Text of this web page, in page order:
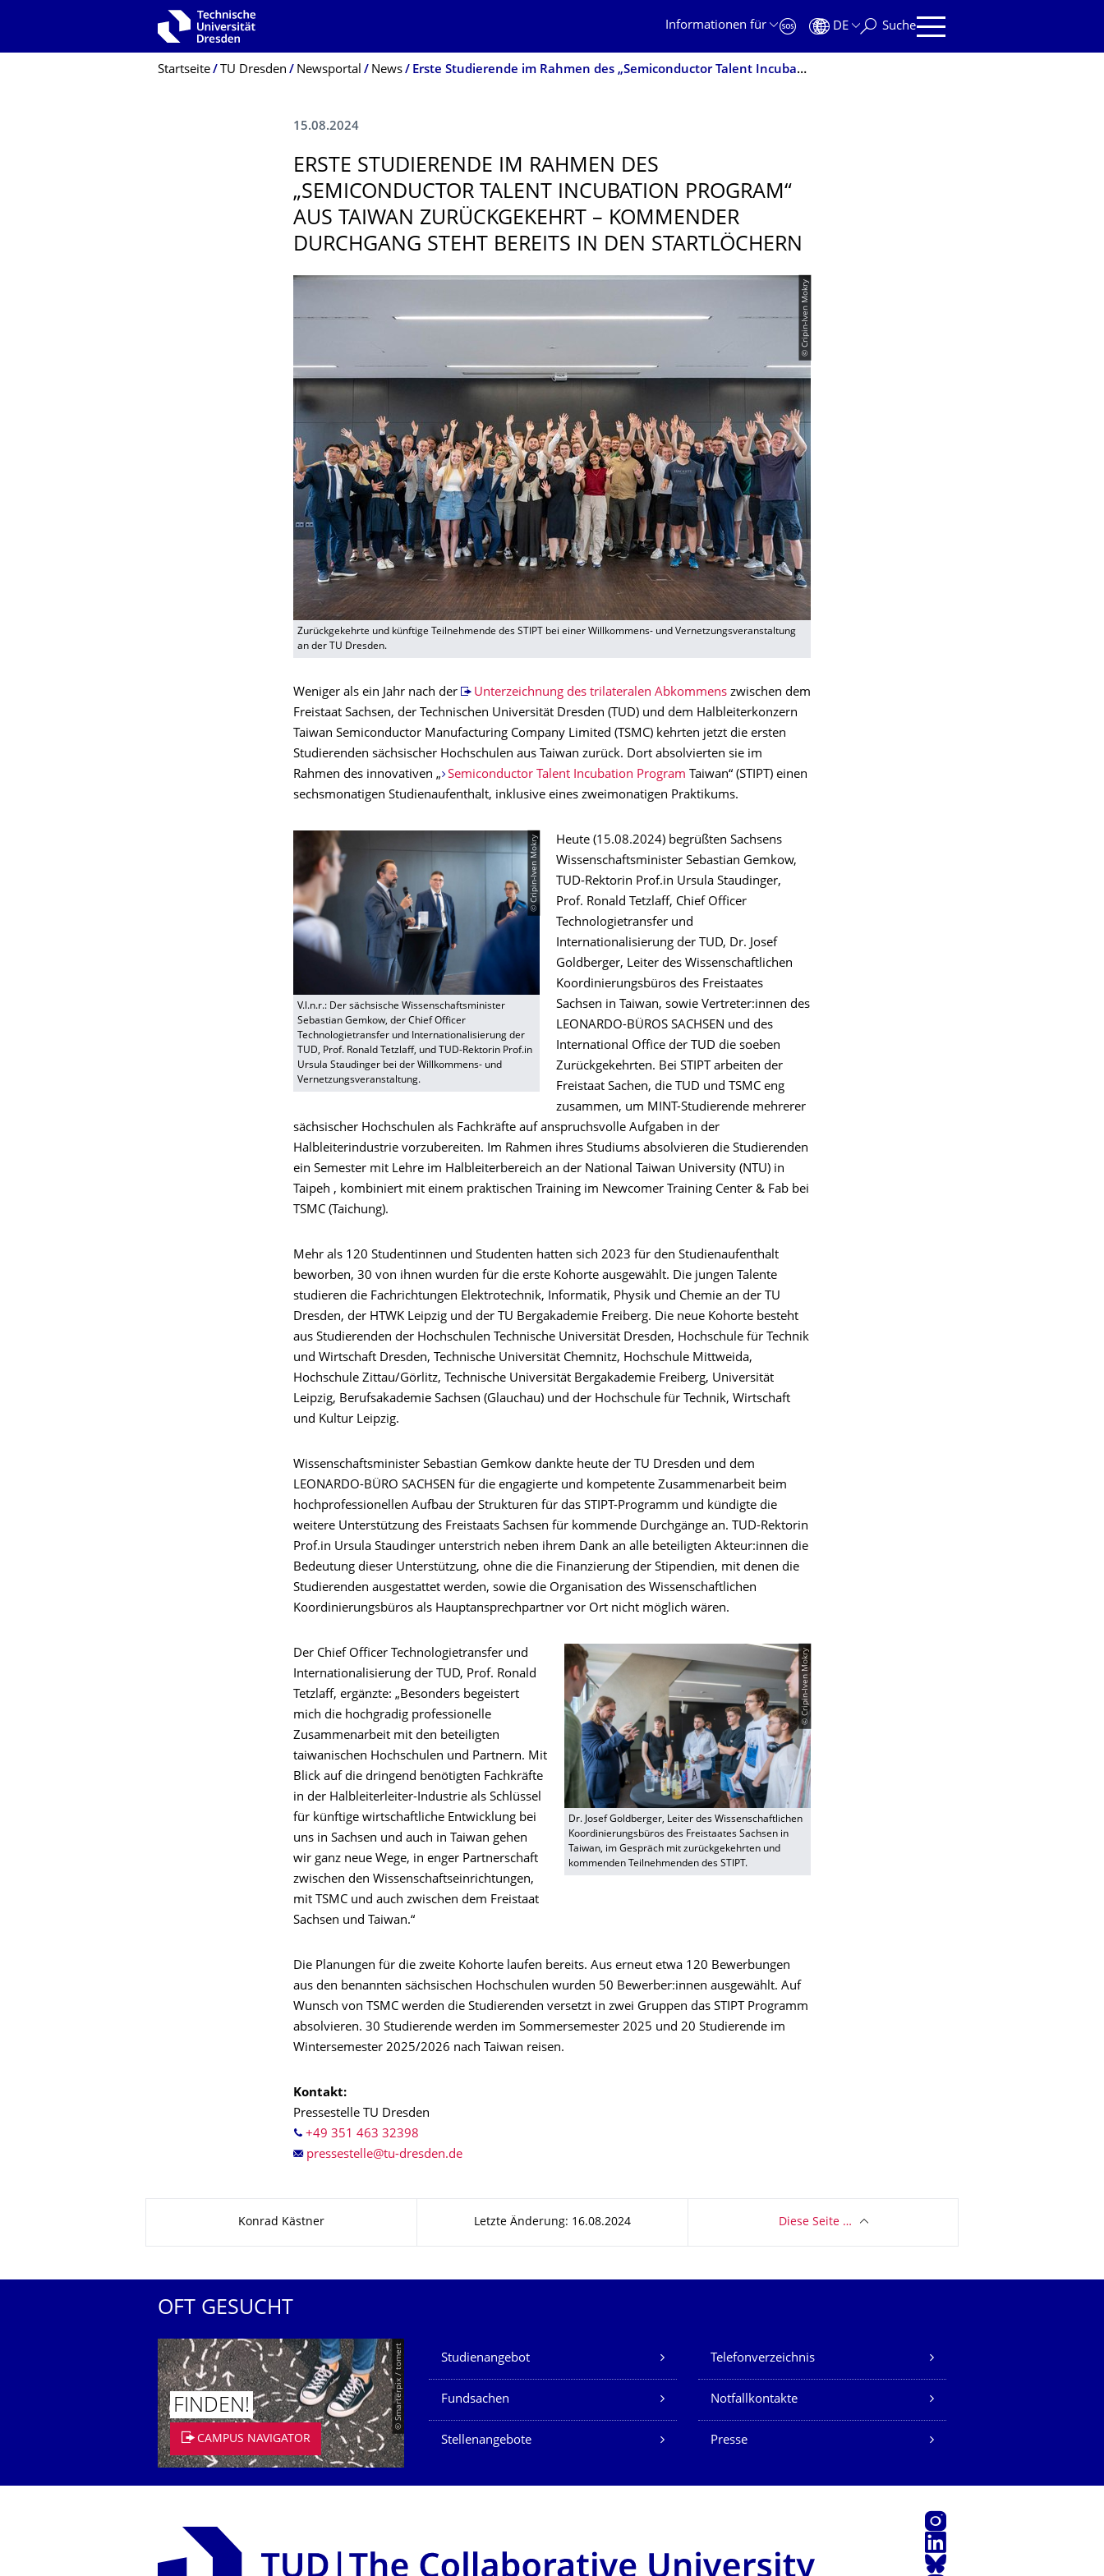
Zur Hauptnavigation springen
Informationen für
DE Suche
Breadcrumb-Menü
Startseite TU Dresden Newsportal News Erste Studierende im Rahmen des „Semiconductor Talent Incubation Program“ aus Taiwan zurückgekehrt – kommender Durchgang steht bereits in den Startlöchern
15.08.2024
ERSTE STUDIERENDE IM RAHMEN DES
„SEMICONDUCTOR TALENT INCUBATION PROGRAM“
AUS TAIWAN ZURÜCKGEKEHRT – KOMMENDER
DURCHGANG STEHT BEREITS IN DEN STARTLÖCHERN
© Cripin-Iven Mokry
Zurückgekehrte und künftige Teilnehmende des STIPT bei einer Willkommens- und Vernetzungsveranstaltung
an der TU Dresden.
Weniger als ein Jahr nach der Unterzeichnung des trilateralen Abkommenszwischen dem
Freistaat Sachsen, der Technischen Universität Dresden (TUD) und dem Halbleiterkonzern
Taiwan Semiconductor Manufacturing Company Limited (TSMC) kehrten jetzt die ersten
Studierenden sächsischer Hochschulen aus Taiwan zurück. Dort absolvierten sie im
Rahmen des innovativen „ Semiconductor Talent Incubation Program Taiwan“ (STIPT) einen
sechsmonatigen Studienaufenthalt, inklusive eines zweimonatigen Praktikums.
© Cripin-Iven Mokry
V.l.n.r.: Der sächsische Wissenschaftsminister
Sebastian Gemkow, der Chief Officer
Technologietransfer und Internationalisierung der
TUD, Prof. Ronald Tetzlaff, und TUD-Rektorin Prof.in
Ursula Staudinger bei der Willkommens- und
Vernetzungsveranstaltung.
Heute (15.08.2024) begrüßten Sachsens
Wissenschaftsminister Sebastian Gemkow,
TUD-Rektorin Prof.in Ursula Staudinger,
Prof. Ronald Tetzlaff, Chief Officer
Technologietransfer und
Internationalisierung der TUD, Dr. Josef
Goldberger, Leiter des Wissenschaftlichen
Koordinierungsbüros des Freistaates
Sachsen in Taiwan, sowie Vertreter:innen des
LEONARDO-BÜROS SACHSEN und des
International Office der TUD die soeben
Zurückgekehrten. Bei STIPT arbeiten der
Freistaat Sachen, die TUD und TSMC eng
zusammen, um MINT-Studierende mehrerer
sächsischer Hochschulen als Fachkräfte auf anspruchsvolle Aufgaben in der
Halbleiterindustrie vorzubereiten. Im Rahmen ihres Studiums absolvieren die Studierenden
ein Semester mit Lehre im Halbleiterbereich an der National Taiwan University (NTU) in
Taipeh , kombiniert mit einem praktischen Training im Newcomer Training Center & Fab bei
TSMC (Taichung).
Mehr als 120 Studentinnen und Studenten hatten sich 2023 für den Studienaufenthalt
beworben, 30 von ihnen wurden für die erste Kohorte ausgewählt. Die jungen Talente
studieren die Fachrichtungen Elektrotechnik, Informatik, Physik und Chemie an der TU
Dresden, der HTWK Leipzig und der TU Bergakademie Freiberg. Die neue Kohorte besteht
aus Studierenden der Hochschulen Technische Universität Dresden, Hochschule für Technik
und Wirtschaft Dresden, Technische Universität Chemnitz, Hochschule Mittweida,
Hochschule Zittau/Görlitz, Technische Universität Bergakademie Freiberg, Universität
Leipzig, Berufsakademie Sachsen (Glauchau) und der Hochschule für Technik, Wirtschaft
und Kultur Leipzig.
Wissenschaftsminister Sebastian Gemkow dankte heute der TU Dresden und dem
LEONARDO-BÜRO SACHSEN für die engagierte und kompetente Zusammenarbeit beim
hochprofessionellen Aufbau der Strukturen für das STIPT-Programm und kündigte die
weitere Unterstützung des Freistaats Sachsen für kommende Durchgänge an. TUD-Rektorin
Prof.in Ursula Staudinger unterstrich neben ihrem Dank an alle beteiligten Akteur:innen die
Bedeutung dieser Unterstützung, ohne die die Finanzierung der Stipendien, mit denen die
Studierenden ausgestattet werden, sowie die Organisation des Wissenschaftlichen
Koordinierungsbüros als Hauptansprechpartner vor Ort nicht möglich wären.
© Cripin-Iven Mokry
Dr. Josef Goldberger, Leiter des Wissenschaftlichen
Koordinierungsbüros des Freistaates Sachsen in
Taiwan, im Gespräch mit zurückgekehrten und
kommenden Teilnehmenden des STIPT.
Der Chief Officer Technologietransfer und
Internationalisierung der TUD, Prof. Ronald
Tetzlaff, ergänzte: „Besonders begeistert
mich die hochgradig professionelle
Zusammenarbeit mit den beteiligten
taiwanischen Hochschulen und Partnern. Mit
Blick auf die dringend benötigten Fachkräfte
in der Halbleiterleiter-Industrie als Schlüssel
für künftige wirtschaftliche Entwicklung bei
uns in Sachsen und auch in Taiwan gehen
wir ganz neue Wege, in enger Partnerschaft
zwischen den Wissenschaftseinrichtungen,
mit TSMC und auch zwischen dem Freistaat
Sachsen und Taiwan.“
Die Planungen für die zweite Kohorte laufen bereits. Aus erneut etwa 120 Bewerbungen
aus den benannten sächsischen Hochschulen wurden 50 Bewerber:innen ausgewählt. Auf
Wunsch von TSMC werden die Studierenden versetzt in zwei Gruppen das STIPT Programm
absolvieren. 30 Studierende werden im Sommersemester 2025 und 20 Studierende im
Wintersemester 2025/2026 nach Taiwan reisen.
Kontakt:
Pressestelle TU Dresden
+49 351 463 32398
Konrad Kästner Letzte Änderung: 16.08.2024 Diese Seite …
OFT GESUCHT
© Smarterpix / tomert
FINDEN!
CAMPUS NAVIGATOR
Unsere Dienste
Studienangebot Telefonverzeichnis
Fundsachen Notfallkontakte
Stellenangebote Presse
Instagram
LinkedIn
Bluesky